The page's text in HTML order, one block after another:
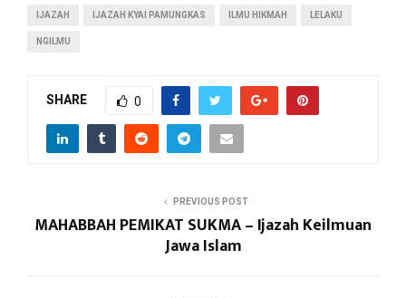
IJAZAH IJAZAH KYAI PAMUNGKAS ILMU HIKMAH LELAKU
NGILMU
SHARE 0
PREVIOUS POST
MAHABBAH PEMIKAT SUKMA – Ijazah Keilmuan
Jawa Islam